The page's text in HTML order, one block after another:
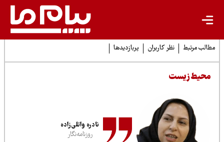
مرتبط نظر کاربران پربازدیدها
زیست
نادره وائلی‌زاده
روزنامه‌نگار